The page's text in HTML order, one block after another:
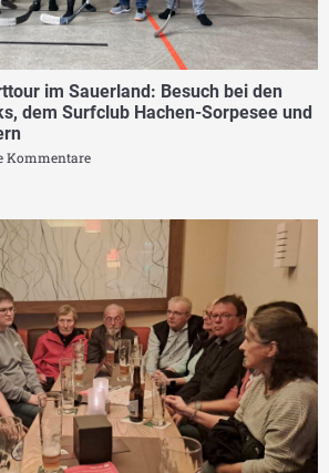
im Sauerland: Besuch bei den
dem Surfclub Hachen-Sorpesee und
Kommentare